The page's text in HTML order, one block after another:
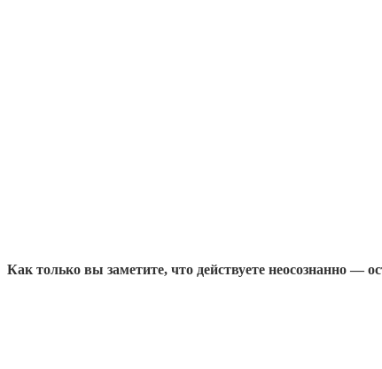
Как только вы заметите, что действуете неосознанно —